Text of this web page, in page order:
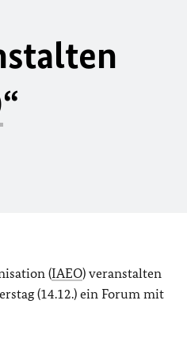
“
(IAEO) veranstalten
(14.12.) ein Forum mit